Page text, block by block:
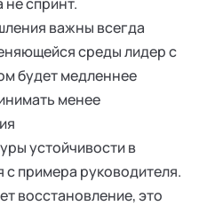
важны всегда
среды лидер с
будет медленнее
менее
устойчивости в
с примера руководителя.
восстановление, это